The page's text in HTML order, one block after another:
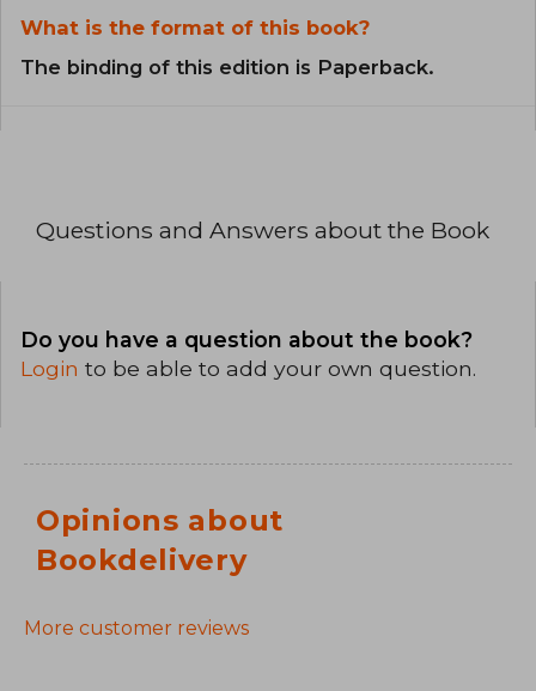
What is the format of this book?
The binding of this edition is Paperback.
Questions and Answers about the Book
Do you have a question about the book?
Login to be able to add your own question.
Opinions about
Bookdelivery
More customer reviews